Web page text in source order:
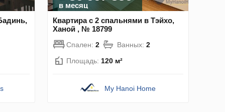
в месяц
Квартира с 2 спальнями в Тэйхо,
Ханой , № 18799
Спален: 2 Ванных: 2
Площадь: 120 м²
My Hanoi Home